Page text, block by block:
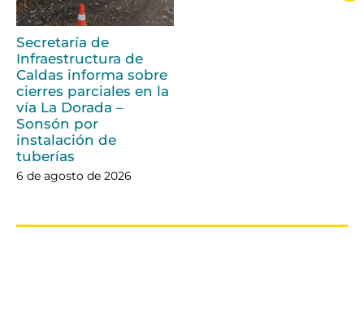
Secretaría de
Infraestructura de
Caldas informa sobre
cierres parciales en la
vía La Dorada –
Sonsón por
instalación de
tuberías
6 de agosto de 2026